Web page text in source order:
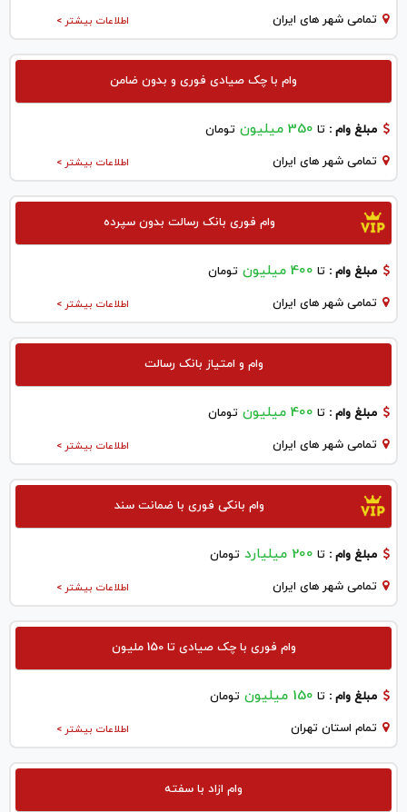
اطلاعات بیشتر > تمامی شهر های ایران
وام با چک صیادی فوری و بدون ضامن
مبلغ وام : تا 350 میلیون تومان
اطلاعات بیشتر > تمامی شهر های ایران
وام فوری بانک رسالت بدون سپرده
مبلغ وام : تا 400 میلیون تومان
اطلاعات بیشتر > تمامی شهر های ایران
وام و امتیاز بانک رسالت
مبلغ وام : تا 400 میلیون تومان
اطلاعات بیشتر > تمامی شهر های ایران
وام بانکی فوری با ضمانت سند
مبلغ وام : تا 200 میلیارد تومان
اطلاعات بیشتر > تمامی شهر های ایران
وام فوری با چک صیادی تا 150 ملیون
مبلغ وام : تا 150 میلیون تومان
اطلاعات بیشتر > تمام استان تهران
وام ازاد با سفته